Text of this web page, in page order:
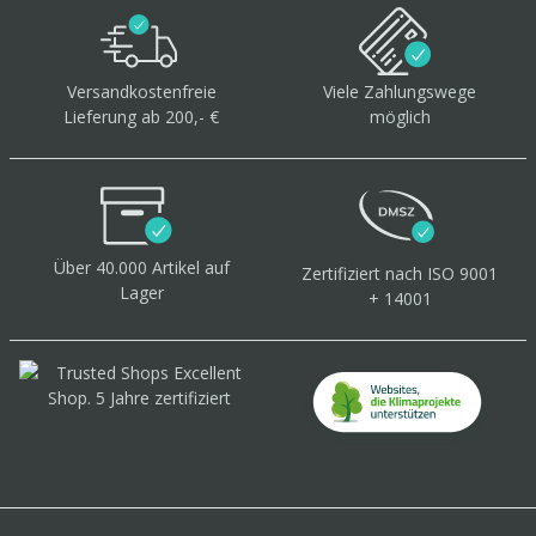
Versandkostenfreie
Lieferung ab 200,- €
Viele Zahlungswege
möglich
Über 40.000 Artikel auf
Lager
Zertifiziert nach ISO 9001
+ 14001